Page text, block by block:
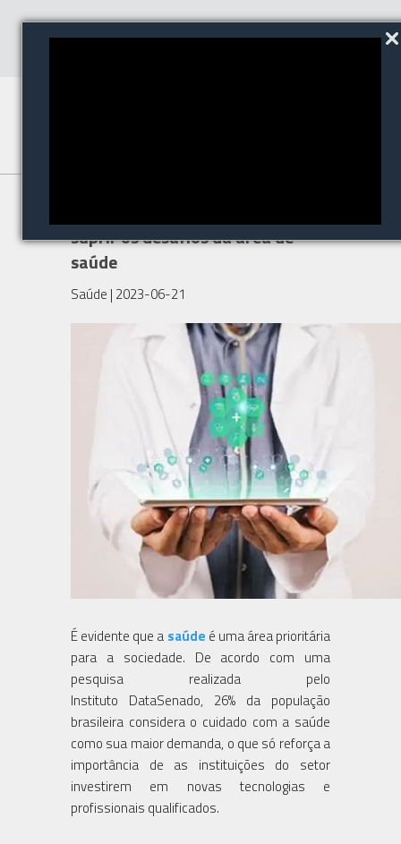
suprir os desafios da área de
saúde
Saúde | 2023-06-21
É evidente que a saúde é uma área prioritária
para a sociedade. De acordo com uma
pesquisa realizada pelo
Instituto DataSenado, 26% da população
brasileira considera o cuidado com a saúde
como sua maior demanda, o que só reforça a
importância de as instituições do setor
investirem em novas tecnologias e
profissionais qualificados.